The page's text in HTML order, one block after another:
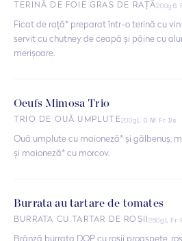
TERINĂ DE FOIE GRAS DE RAȚĂ200g G
Ficat de rață* preparat într-o terină cu vin
servit cu chutney de ceapă și pâine cu
merișoare.
Oeufs Mimosa Trio
TRIO DE OUĂ UMPLUTE200gL O M Fr Ds
Ouă umplute cu maioneză* și gălbenuș,
și maioneză* cu morcov.
Burrata au tartare de tomates
BURRATA CU TARTAR DE ROȘII250g L Fr